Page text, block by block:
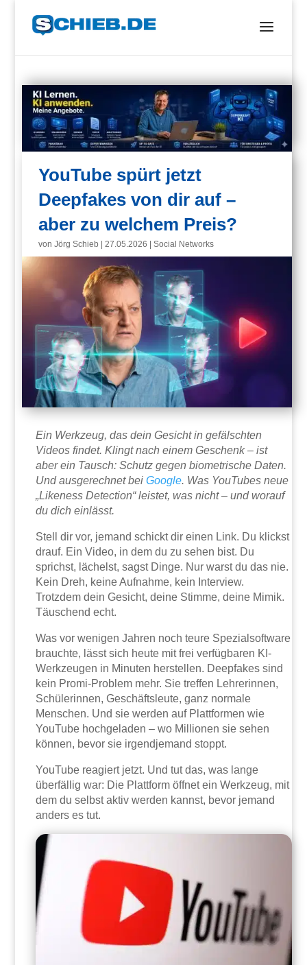
YouTube spürt jetzt
Deepfakes von dir auf –
aber zu welchem Preis?
vonJörg Schieb |27.05.2026 |Social Networks
Ein Werkzeug, das dein Gesicht in gefälschten
Videos findet. Klingt nach einem Geschenk – ist
aber ein Tausch: Schutz gegen biometrische Daten.
Und ausgerechnet beiGoogle. Was YouTubes neue
„Likeness Detection“ leistet, was nicht – und worauf
du dich einlässt.
Stell dir vor, jemand schickt dir einen Link. Du klickst
drauf. Ein Video, in dem du zu sehen bist. Du
sprichst, lächelst, sagst Dinge. Nur warst du das nie.
Kein Dreh, keine Aufnahme, kein Interview.
Trotzdem dein Gesicht, deine Stimme, deine Mimik.
Täuschend echt.
Was vor wenigen Jahren noch teure Spezialsoftware
brauchte, lässt sich heute mit frei verfügbaren KI-
Werkzeugen in Minuten herstellen. Deepfakes sind
kein Promi-Problem mehr. Sie treffen Lehrerinnen,
Schülerinnen, Geschäftsleute, ganz normale
Menschen. Und sie werden auf Plattformen wie
YouTube hochgeladen – wo Millionen sie sehen
können, bevor sie irgendjemand stoppt.
YouTube reagiert jetzt. Und tut das, was lange
überfällig war: Die Plattform öffnet ein Werkzeug, mit
dem du selbst aktiv werden kannst, bevor jemand
anders es tut.